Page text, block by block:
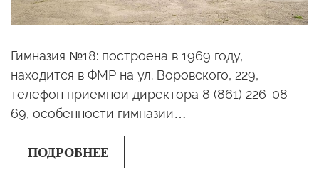
Гимназия №18: построена в 1969 году,
находится в ФМР на ул. Воровского, 229,
телефон приемной директора 8 (861) 226-08-
69, особенности гимназии…
ПОДРОБНЕЕ